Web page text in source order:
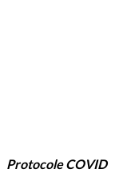
Protocole COVID